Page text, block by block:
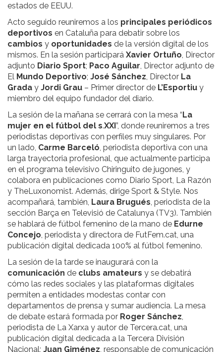
estados de EEUU.
Acto seguido reuniremos a los principales periódicos
deportivos en Cataluña para debatir sobre los
cambios y oportunidades de la versión digital de los
mismos. En la sesión participará Xavier Ortuño , Director
adjunto Diario Sport; Paco Aguilar , Director adjunto de
El Mundo Deportivo; José Sánchez , Director La
Grada y Jordi Grau – Primer director de L’Esportiu y
miembro del equipo fundador del diario.
La sesión de la mañana se cerrará con la mesa “La
mujer en el fútbol del s.XXI”, donde reuniremos a tres
periodistas deportivas con perfiles muy singulares. Por
un lado, Carme Barceló , periodista deportiva con una
larga trayectoria profesional, que actualmente participa
en el programa televisivo Chiringuito de jugones, y
colabora en publicaciones como Diario Sport, La Razón
y TheLuxonomist. Además, dirige Sport & Style. Nos
acompañará, también, Laura Brugués , periodista de la
sección Barça en Televisió de Catalunya (TV3). También
se hablará de fútbol femenino de la mano de Edurne
Concejo , periodista y directora de FutFem.cat, una
publicación digital dedicada 100% al fútbol femenino.
La sesión de la tarde se inaugurará con la
comunicación de clubs amateurs y se debatirá
cómo las redes sociales y las plataformas digitales
permiten a entidades modestas contar con
departamentos de prensa y sumar audiencia. La mesa
de debate estará formada por Roger Sánchez
periodista de La Xarxa y autor de Tercera.cat, una
publicación digital dedicada a la Tercera División
Nacional; Juan Giménez , responsable de comunicación